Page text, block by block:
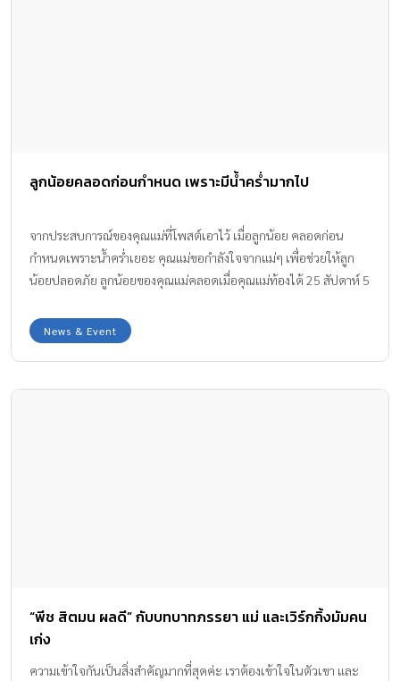
ลูกน้อยคลอดก่อนกำหนด เพราะมีน้ำคร่ำมากไป
จากประสบการณ์ของคุณแม่ที่โพสต์เอาไว้ เมื่อลูกน้อย คลอดก่อน
กำหนดเพราะน้ำคร่ำเยอะ คุณแม่ขอกำลังใจจากแม่ๆ เพื่อช่วยให้ลูก
น้อยปลอดภัย ลูกน้อยของคุณแม่คลอดเมื่อคุณแม่ท้องได้ 25 สัปดาห์ 5
มีนาคมที่ผ่านมา
News & Event
“พีช สิตมน ผลดี” กับบทบาทภรรยา แม่ และเวิร์กกิ้งมัมคน
เก่ง
ความเข้าใจกันเป็นสิ่งสำคัญมากที่สุดค่ะ เราต้องเข้าใจในตัวเขา และ